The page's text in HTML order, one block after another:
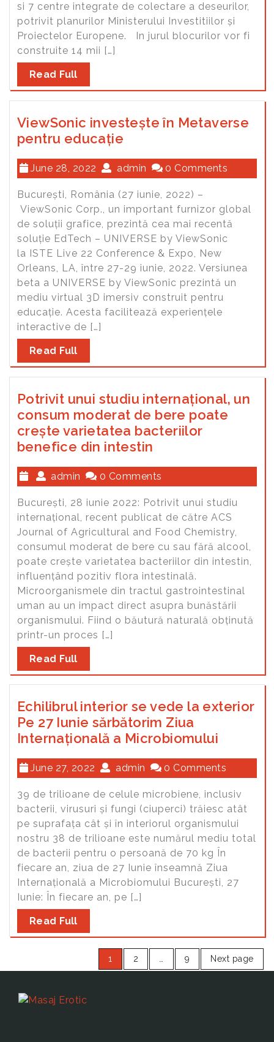
si 7 centre integrate de colectare a deseurilor,
potrivit planurilor Ministerului Investitiilor și
Proiectelor Europene. In jurul blocurilor vor fi
construite 14 mii […]
Read Full
ViewSonic investește în Metaverse
pentru educație
June 28, 2022 admin 0 Comments
București, România (27 iunie, 2022) –
ViewSonic Corp., un important furnizor global
de soluții grafice, prezintă cea mai recentă
soluție EdTech – UNIVERSE by ViewSonic
la ISTE Live 22 Conference & Expo, New
Orleans, LA, între 27-29 iunie, 2022. Versiunea
beta a UNIVERSE by ViewSonic prezintă un
mediu virtual 3D imersiv construit pentru
educație. Acesta facilitează experiențele
interactive de […]
Read Full
Potrivit unui studiu internațional, un
consum moderat de bere poate
crește varietatea bacteriilor
benefice din intestin
admin 0 Comments
București, 28 iunie 2022: Potrivit unui studiu
internațional, recent publicat de către ACS
Journal of Agricultural and Food Chemistry,
consumul moderat de bere cu sau fără alcool,
poate crește varietatea bacteriilor din intestin,
influențând pozitiv flora intestinală.
Microorganismele din tractul gastrointestinal
uman au un impact direct asupra bunăstării
organismului. Fiind o băutură naturală obținută
printr-un proces […]
Read Full
Echilibrul interior se vede la exterior
Pe 27 Iunie sărbătorim Ziua
Internațională a Microbiomului
June 27, 2022 admin 0 Comments
39 de trilioane de celule microbiene, inclusiv
bacterii, virusuri și fungi (ciuperci) trăiesc atât
pe suprafața cât și în interiorul organismului
nostru 38 de trilioane este numărul mediu total
de bacterii pentru o persoană de 70 kg În
fiecare an, ziua de 27 Iunie înseamnă Ziua
Internațională a Microbiomului București, 27
Iunie: În fiecare an, pe […]
Read Full
1 2 9 Next page